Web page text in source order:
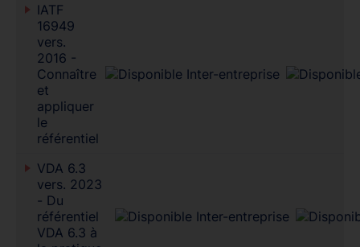
IATF
16949
vers.
2016 -
Connaître
et
appliquer
le
référentiel
VDA 6.3
vers. 2023
- Du
référentiel
VDA 6.3 à